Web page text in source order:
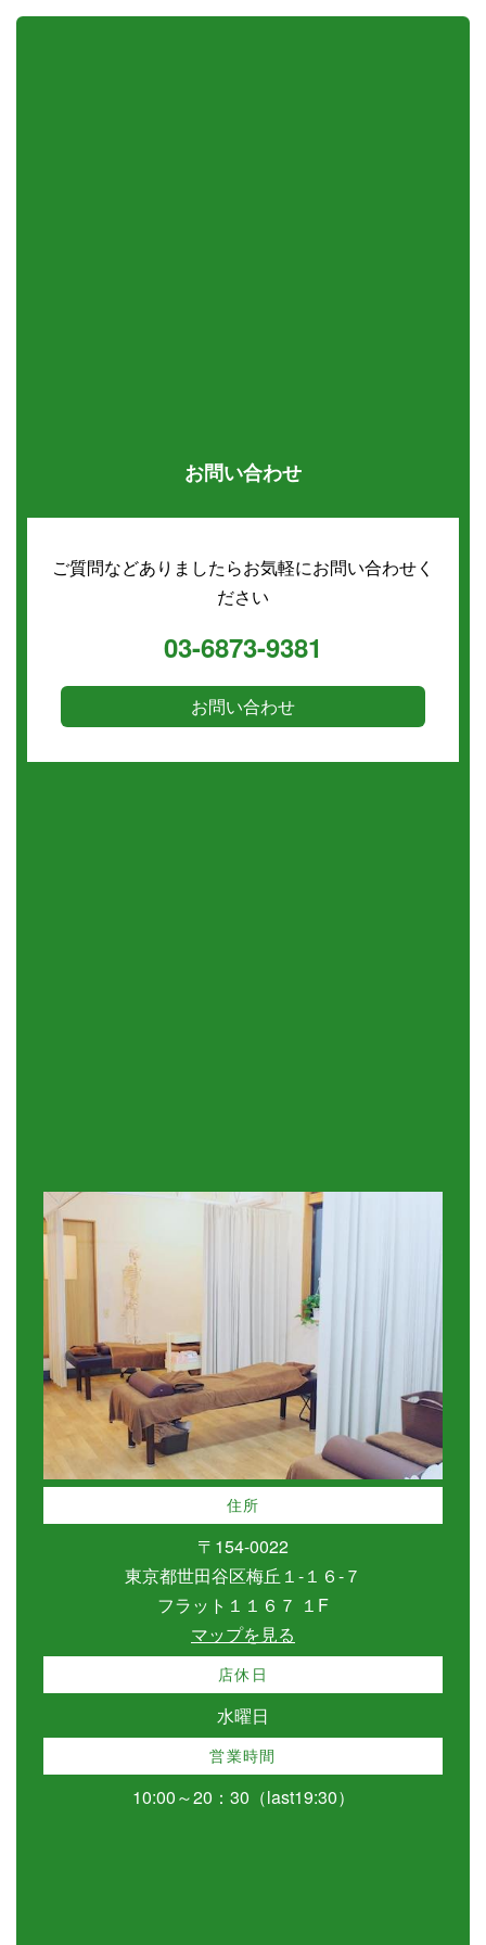
お問い合わせ
ご質問などありましたらお気軽にお問い合わせく
ださい
03-6873-9381
お問い合わせ
住所
〒154-0022
東京都世田谷区梅丘１-１６-７
フラット１１６７ １F
マップを見る
店休日
水曜日
営業時間
10:00～20：30（last19:30）